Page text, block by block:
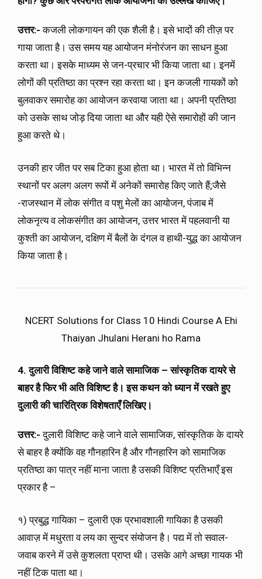
उत्तर:-कजली लोकगायन की एक शैली है। इसे भादों की तीज़ पर
गाया जाता है। उस समय यह आयोजन मंनोरंजन का साधन हुआ
करता था। इसके माध्यम से जन-प्रचार भी किया जाता था। इनमें
लोगों की प्रतिष्ठा का प्रश्न रहा करता था। इन कजली गायकों को
बुलवाकर समारोह का आयोजन करवाया जाता था। अपनी प्रतिष्ठा
को उसके साथ जोड़ दिया जाता था और यही ऐसे समारोहों की जान
हुआ करते थे।
उनकी हार जीत पर सब टिका हुआ होता था। भारत में तो विभिन्न
स्थानों पर अलग अलग रूपों में अनेकों समारोह किए जाते हैं;जैसे
-राजस्थान में लोक संगीत व पशु मेलों का आयोजन, पंजाब में
लोकनृत्य व लोकसंगीत का आयोजन, उत्तर भारत में पहलवानी या
कुश्ती का आयोजन, दक्षिण में बैलों के दंगल व हाथी-युद्ध का आयोजन
किया जाता है।
NCERT Solutions for Class 10 Hindi Course A Ehi
Thaiyan Jhulani Herani ho Rama
4. दुलारी विशिष्ट कहे जाने वाले सामाजिक – सांस्कृतिक दायरे से
बाहर है फिर भी अति विशिष्ट है। इस कथन को ध्यान में रखते हुए
दुलारी की चारित्रिक विशेषताएँ लिखिए।
उत्तर:-दुलारी विशिष्ट कहे जाने वाले सामाजिक, सांस्कृतिक के दायरे
से बाहर है क्योंकि वह गौनहारिन है और गौनहारिन को सामाजिक
प्रतिष्ठा का पात्र नहीं माना जाता है उसकी विशिष्ट प्रतिभाएँ इस
प्रकार है –
१) प्रबुद्ध गायिका – दुलारी एक प्रभावशाली गायिका है उसकी
आवाज़ में मधुरता व लय का सुन्दर संयोजन है। पद्य में तो सवाल-
जवाब करने में उसे कुशलता प्राप्त थी। उसके आगे अच्छा गायक भी
नहीं टिक पाता था।